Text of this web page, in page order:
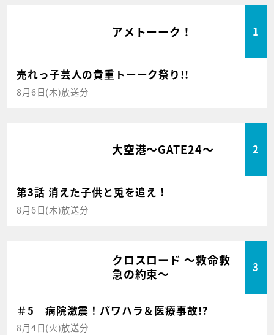
アメトーーク！ 1
売れっ子芸人の貴重トーーク祭り!!
8月6日(木)放送分
大空港～GATE24～ 2
第3話 消えた子供と兎を追え！
8月6日(木)放送分
クロスロード ～救命救
急の約束～
3
＃5 病院激震！パワハラ＆医療事故!?
8月4日(火)放送分